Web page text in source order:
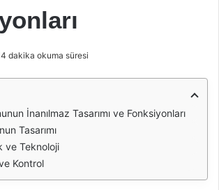
4 dakika okuma süresi
İnanılmaz Tasarımı ve Fonksiyonları
Tasarımı
ve Teknoloji
Kontrol